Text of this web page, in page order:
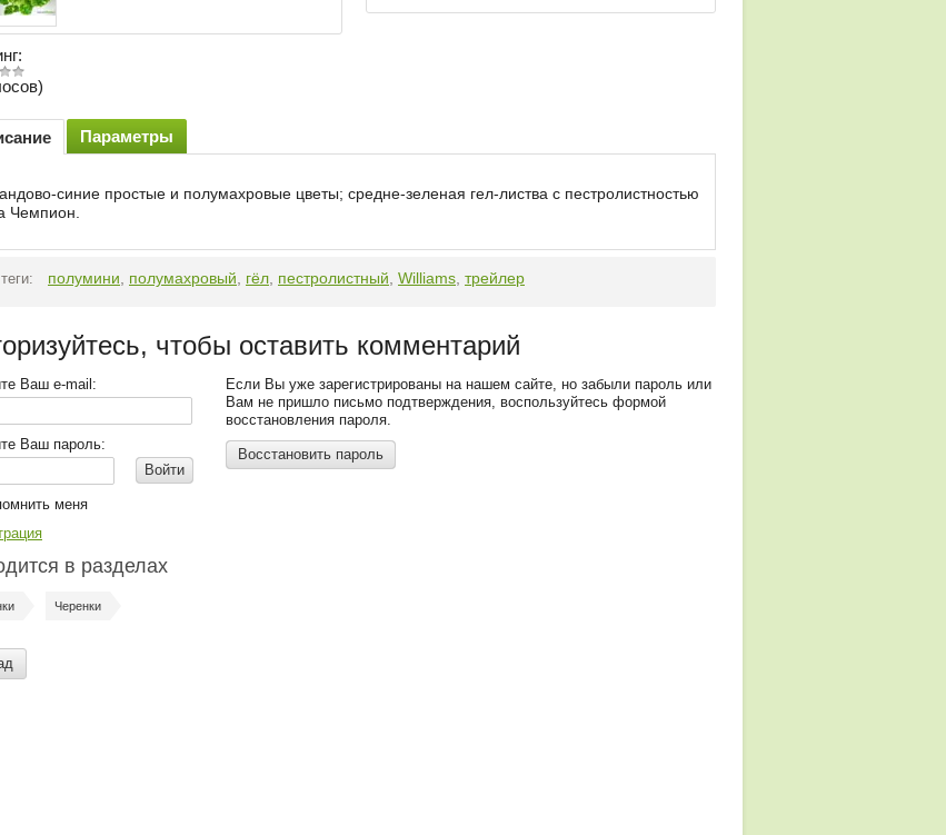
Параметры
синие простые и полумахровые цветы; средне-зеленая гел-листва с пестролистностью
Чемпион.
теги: полумини полумахровый гёл пестролистный Williams трейлер
чтобы оставить комментарий
Ваш e-mail:
Ваш пароль:
Войти
меня
Если Вы уже зарегистрированы на нашем сайте, но забыли пароль или
Вам не пришло письмо подтверждения, воспользуйтесь формой
восстановления пароля.
Восстановить пароль
в разделах
Черенки